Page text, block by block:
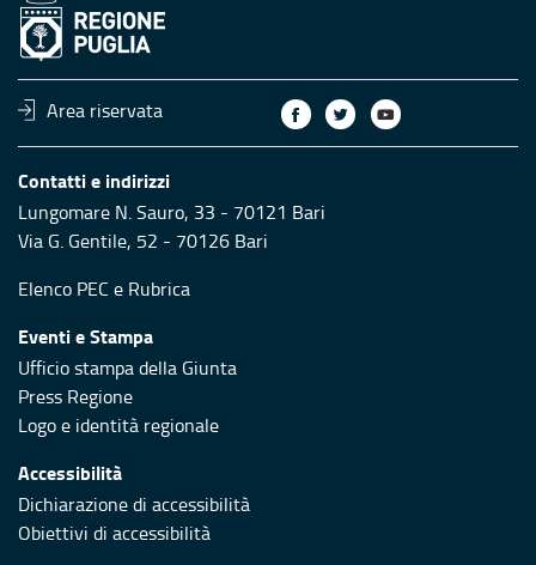
Area riservata
Contatti e indirizzi
Lungomare N. Sauro, 33 - 70121 Bari
Via G. Gentile, 52 - 70126 Bari
Elenco PEC e Rubrica
Eventi e Stampa
Ufficio stampa della Giunta
Press Regione
Logo e identità regionale
Accessibilità
Dichiarazione di accessibilità
Obiettivi di accessibilità